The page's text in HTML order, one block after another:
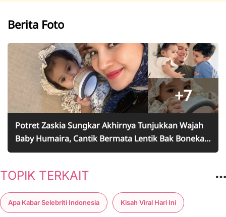
Berita Foto
+7
Potret Zaskia Sungkar Akhirnya Tunjukkan Wajah
Baby Humaira, Cantik Bermata Lentik Bak Boneka -
Mirip Ukkasya
TOPIK TERKAIT
Apa Kabar Selebriti Indonesia Kisah Viral Hari Ini